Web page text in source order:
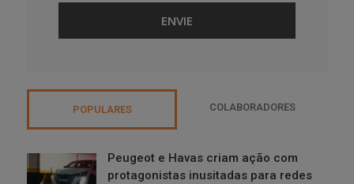
POPULARES COLABORADORES
Peugeot e Havas criam ação com
protagonistas inusitadas para redes